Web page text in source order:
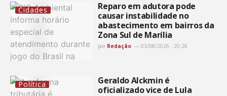
Cidades
Reparo em adutora pode
causar instabilidade no
abastecimento em bairros da
Zona Sul de Marília
por Redação 03/08/2026 - 20:26
Política
Geraldo Alckmin é
oficializado vice de Lula